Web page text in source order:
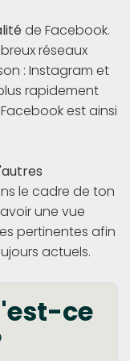
de Facebook.
réseaux
: Instagram et
rapidement
Facebook est ainsi
le cadre de ton
une vue
pertinentes afin
actuels.
ce